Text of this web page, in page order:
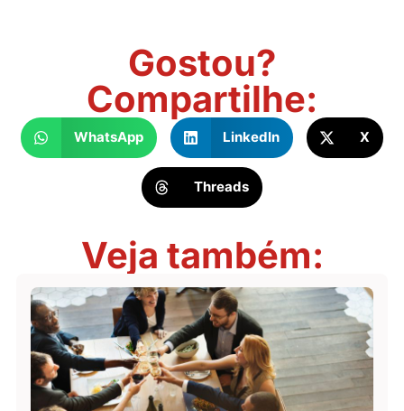
Gostou?
Compartilhe:
WhatsApp LinkedIn X
Threads
Veja também: